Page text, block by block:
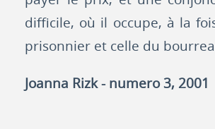
difficile, où il occupe, à la
prisonnier et celle du
Joanna Rizk - numero 3, 2001